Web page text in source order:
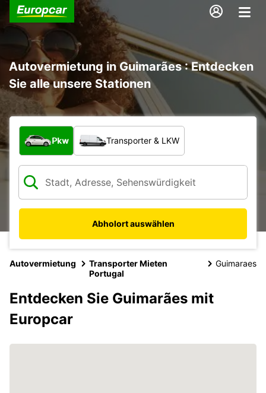
Autovermietung in Guimarães : Entdecken
Sie alle unsere Stationen
Welche Art von Fahrzeug?
Pkw Transporter & LKW
Abholort auswählen
Autovermietung
Transporter Mieten
Portugal
Guimaraes
Entdecken Sie Guimarães mit
Europcar